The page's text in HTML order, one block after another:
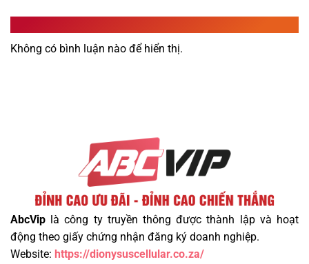
Không có bình luận nào để hiển thị.
AbcVip là công ty truyền thông được thành lập và hoạt
động theo giấy chứng nhận đăng ký doanh nghiệp.
Website: https://dionysuscellular.co.za/